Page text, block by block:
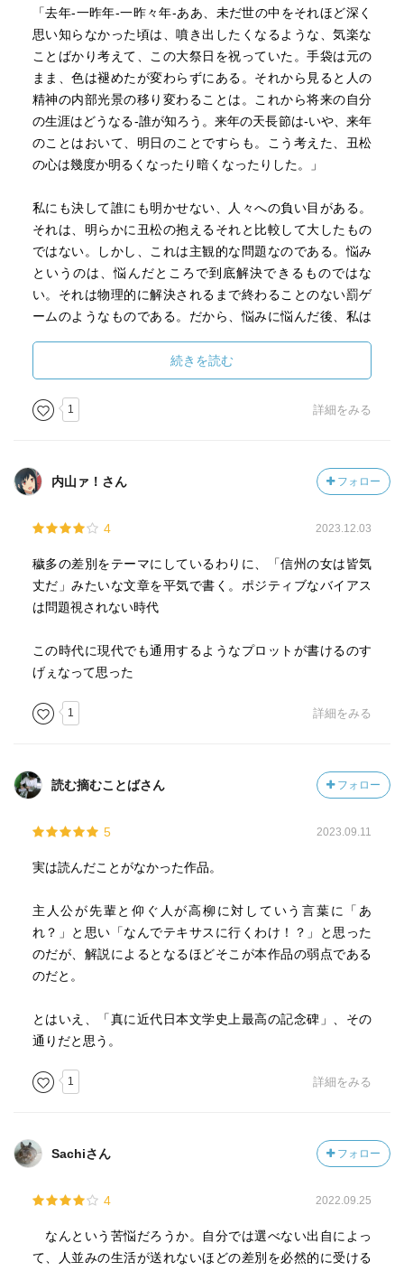
「去年-一昨年-一昨々年-ああ、未だ世の中をそれほど深く
思い知らなかった頃は、噴き出したくなるような、気楽な
ことばかり考えて、この大祭日を祝っていた。手袋は元の
まま、色は褪めたが変わらずにある。それから見ると人の
精神の内部光景の移り変わることは。これから将来の自分
の生涯はどうなる-誰が知ろう。来年の天長節は-いや、来年
のことはおいて、明日のことですらも。こう考えた、丑松
の心は幾度か明るくなったり暗くなったりした。」
私にも決して誰にも明かせない、人々への負い目がある。
それは、明らかに丑松の抱えるそれと比較して大したもの
ではない。しかし、これは主観的な問題なのである。悩み
というのは、悩んだところで到底解決できるものではな
い。それは物理的に解決されるまで終わることのない罰ゲ
ームのようなものである。だから、悩みに悩んだ後、私は
それによって幾らか気分がマシになることもある。しか
し、そういうまやかしは長くは続かないもので、気づけば
また罰ゲームが再開し、終わることのない絶望がやってく
だからこそ、私はいちいち丑松の想いに心を打たれ深い同
情を抱かずにはいられなかったのである。生まれ持った原
「これほど深く若い生命を惜しむという気にもならなかっ
たであろう。これほど深く人の世の歓楽を慕いあこがれ
て、多くの青年が感ずることを二倍にも三倍にもして感ず
最近も、私の23という年齢(学年で言えば、24の歳。これも
であろう)を聞いた周りの大人達はこぞって私の若さを羨
み、如何に私が楽しいかを問うた。いや、私はここで彼ら
しいのだし、別の言い方をすれば過去は大抵美しいもので
ある。しかしながら、そんな言葉も今の私には虚しく響
るくらいならば一層若さなど手放してやりたいとも思うの
である。
続きを読む
1 詳細をみる
内山ァ！さん フォロー
4 2023.12.03
穢多の差別をテーマにしているわりに、「信州の女は皆気
丈だ」みたいな文章を平気で書く。ポジティブなバイアス
は問題視されない時代
この時代に現代でも通用するようなプロットが書けるのす
げぇなって思った
1 詳細をみる
読む摘むことばさん フォロー
5 2023.09.11
実は読んだことがなかった作品。
主人公が先輩と仰ぐ人が高柳に対していう言葉に「あ
れ？」と思い「なんでテキサスに行くわけ！？」と思った
のだが、解説によるとなるほどそこが本作品の弱点である
のだと。
とはいえ、「真に近代日本文学史上最高の記念碑」、その
通りだと思う。
1 詳細をみる
Sachiさん フォロー
4 2022.09.25
なんという苦悩だろうか。自分では選べない出自によっ
て、人並みの生活が送れないほどの差別を必然的に受ける